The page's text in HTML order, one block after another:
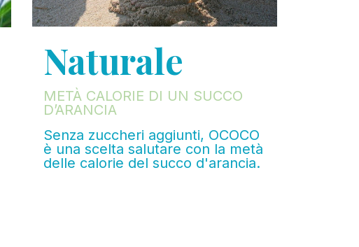
Naturale
METÀ CALORIE DI UN SUCCO
D’ARANCIA
Senza zuccheri aggiunti, OCOCO
è una scelta salutare con la metà
delle calorie del succo d'arancia.